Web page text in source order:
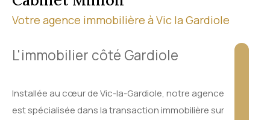
Votre agence immobilière à Vic la Gardiole
L'immobilier côté Gardiole
Installée au cœur de Vic-la-Gardiole, notre agence
est spécialisée dans la transaction immobilière sur